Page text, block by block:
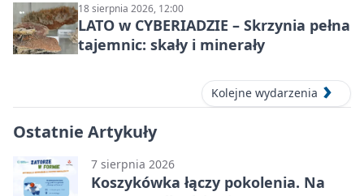
18 sierpnia 2026, 12:00
LATO w CYBERIADZIE – Skrzynia pełna
tajemnic: skały i minerały
Kolejne wydarzenia
Ostatnie Artykuły
7 sierpnia 2026
Koszykówka łączy pokolenia. Na